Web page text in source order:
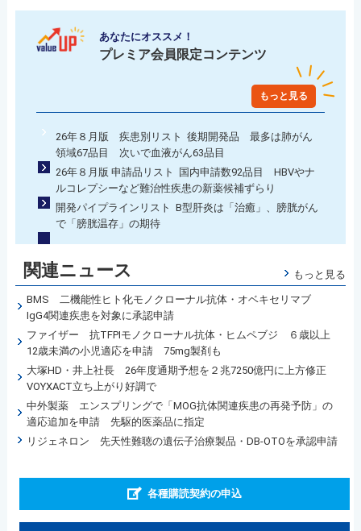
あなたにオススメ！
プレミア会員限定コンテンツ
もっと見る
26年８月版 疾患別リスト 後期開発品 最多は肺がん
領域67品目 次いで血液がん63品目
26年８月版 申請品リスト 国内申請数92品目 HBVやナ
ルコレプシーなど難治性疾患の新薬候補ずらり
開発パイプラインリスト B型肝炎は「治癒」、膀胱がん
で「膀胱温存」の期待
関連ニュース もっと見る
BMS 二機能性ヒト化モノクローナル抗体・オベキセリマブ
IgG4関連疾患を対象に承認申請
ファイザー 抗TFPIモノクローナル抗体・ヒムペブジ ６歳以上
12歳未満の小児適応を申請 75mg製剤も
大塚HD・井上社長 26年度通期予想を２兆7250億円に上方修正
VOYXACT立ち上がり好調で
中外製薬 エンスプリングで「MOG抗体関連疾患の再発予防」の
適応追加を申請 先駆的医薬品に指定
リジェネロン 先天性難聴の遺伝子治療製品・DB-OTOを承認申請
各種購読契約の申込